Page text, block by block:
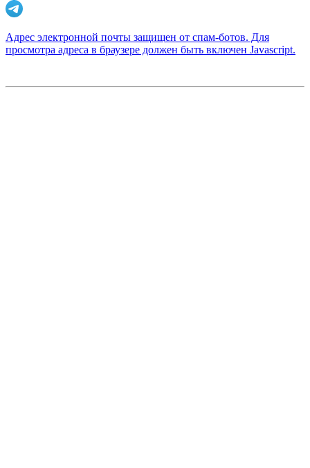
Адрес электронной почты защищен от спам-ботов. Для
просмотра адреса в браузере должен быть включен Javascript.